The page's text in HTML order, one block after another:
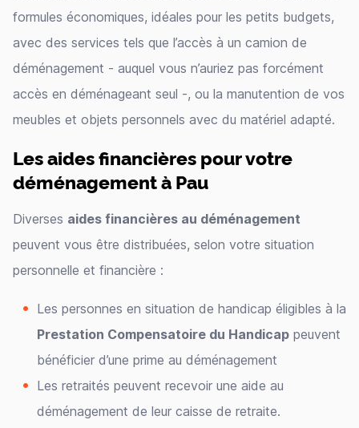
formules économiques, idéales pour les petits budgets,
avec des services tels que l’accès à un camion de
déménagement - auquel vous n’auriez pas forcément
accès en déménageant seul -, ou la manutention de vos
meubles et objets personnels avec du matériel adapté.
Les aides financières pour votre
déménagement à Pau
Diverses aides financières au déménagement
peuvent vous être distribuées, selon votre situation
personnelle et financière :
Les personnes en situation de handicap éligibles à la
Prestation Compensatoire du Handicap peuvent
bénéficier d’une prime au déménagement
Les retraités peuvent recevoir une aide au
déménagement de leur caisse de retraite.